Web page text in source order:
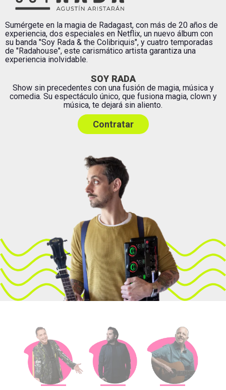
Sumérgete en la magia de Radagast, con más de 20 años de
experiencia, dos especiales en Netflix, un nuevo álbum con
su banda "Soy Rada & the Colibriquis", y cuatro temporadas
de "Radahouse", este carismático artista garantiza una
experiencia inolvidable.
SOY RADA
Show sin precedentes con una fusión de magia, música y
comedia. Su espectáculo único, que fusiona magia, clown y
música, te dejará sin aliento.
Contratar